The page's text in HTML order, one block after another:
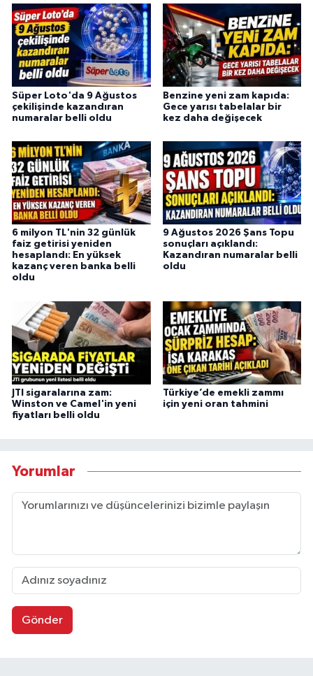
Süper Loto'da 9 Ağustos
çekilişinde kazandıran
numaralar belli oldu
Benzine yeni zam kapıda:
Gece yarısı tabelalar bir
kez daha değişecek
6 milyon TL'nin 32 günlük
faiz getirisi yeniden
hesaplandı: En yüksek
kazanç veren banka belli
oldu
9 Ağustos 2026 Şans Topu
sonuçları açıklandı:
Kazandıran numaralar belli
oldu
JTI sigaralarına zam:
Winston ve Camel'in yeni
fiyatları belli oldu
Türkiye’de emekli zammı
için yeni oran tahmini
Yorumlar
Gönder